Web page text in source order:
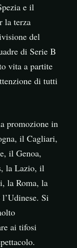
e il
la terza
del
di Serie B
vita a partite
di tutti
promozione in
il Cagliari,
il Genoa,
la Lazio, il
la Roma, la
Si
ai tifosi